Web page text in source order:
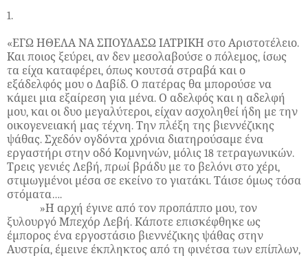
1.
«ΕΓΩ ΗΘΕΛΑ ΝΑ ΣΠΟΥΔΑΣΩ ΙΑΤΡΙΚΗ στο Αριστοτέλειο.
Και ποιος ξεύρει, αν δεν μεσολαβούσε ο πόλεμος, ίσως
τα είχα καταφέρει, όπως κουτσά στραβά και ο
εξάδελφός μου ο Δαβίδ. Ο πατέρας θα μπορούσε να
κάμει μια εξαίρεση για μένα. Ο αδελφός και η αδελφή
μου, και οι δυο μεγαλύτεροι, είχαν ασχοληθεί ήδη με την
οικογενειακή μας τέχνη. Την πλέξη της βιεννέζικης
ψάθας. Σχεδόν ογδόντα χρόνια διατηρούσαμε ένα
εργαστήρι στην οδό Κομνηνών, μόλις 18 τετραγωνικών.
Τρεις γενιές Λεβή, πρωί βράδυ με το βελόνι στο χέρι,
στιμωγμένοι μέσα σε εκείνο το γιατάκι. Τάισε όμως τόσα
στόματα….
»Η αρχή έγινε από τον προπάππο μου, τον
ξυλουργό Μπεχόρ Λεβή. Κάποτε επισκέφθηκε ως
έμπορος ένα εργοστάσιο βιεννέζικης ψάθας στην
Αυστρία, έμεινε έκπληκτος από τη φινέτσα των επίπλων,